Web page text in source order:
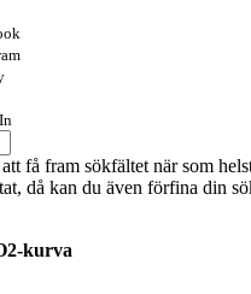
få fram sökfältet när som
då kan du även förfina din
kurva